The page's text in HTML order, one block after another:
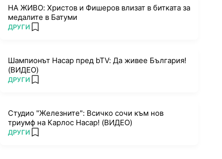
НА ЖИВО: Христов и Фишеров влизат в битката за
медалите в Батуми
ПОВЕЧЕ ОТ
ДРУГИ add favorites
Шампионът Насар пред bTV: Да живее България!
(ВИДЕО)
ПОВЕЧЕ ОТ
ДРУГИ add favorites
Студио "Железните": Всичко сочи към нов
триумф на Карлос Насар! (ВИДЕО)
ПОВЕЧЕ ОТ
ДРУГИ add favorites